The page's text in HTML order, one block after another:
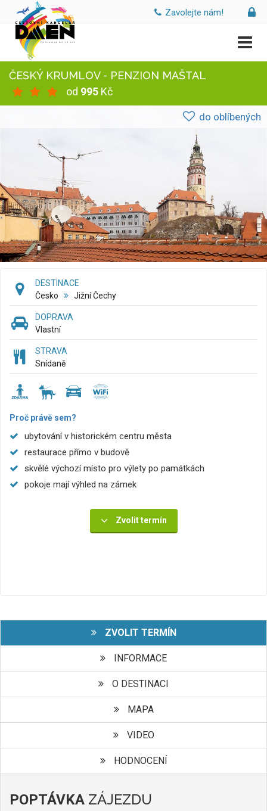
Zavolejte nám!
ČESKÝ KRUMLOV - PENZION MAŠTAL
od 995 Kč
do oblíbených
DESTINACE
Česko
Jižní Čechy
DOPRAVA
Vlastní
STRAVA
Snídaně
Proč právě sem?
ubytování v historickém centru města
restaurace přímo v budově
skvělé výchozí místo pro výlety po památkách
pokoje mají výhled na zámek
Zvolit termín
ZVOLIT TERMÍN
INFORMACE
O DESTINACI
MAPA
VIDEO
HODNOCENÍ
POPTÁVKA ZÁJEZDU